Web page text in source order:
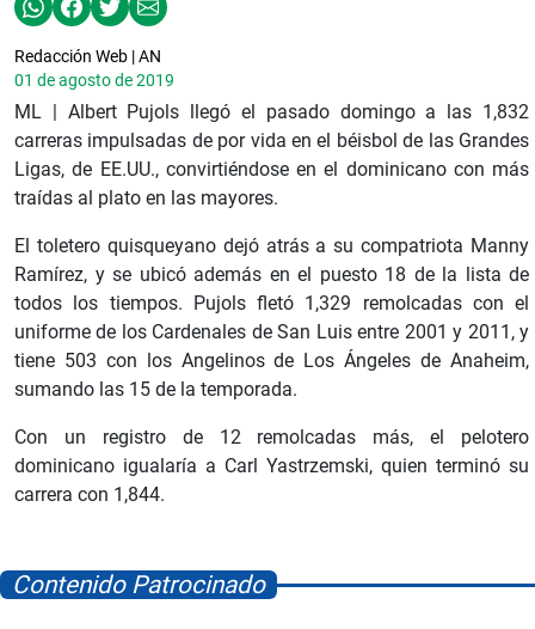
Redacción Web | AN
01 de agosto de 2019
ML | Albert Pujols llegó el pasado domingo a las 1,832
carreras impulsadas de por vida en el béisbol de las Grandes
Ligas, de EE.UU., convirtiéndose en el dominicano con más
traídas al plato en las mayores.
El toletero quisqueyano dejó atrás a su compatriota Manny
Ramírez, y se ubicó además en el puesto 18 de la lista de
todos los tiempos. Pujols fletó 1,329 remolcadas con el
uniforme de los Cardenales de San Luis entre 2001 y 2011, y
tiene 503 con los Angelinos de Los Ángeles de Anaheim,
sumando las 15 de la temporada.
Con un registro de 12 remolcadas más, el pelotero
dominicano igualaría a Carl Yastrzemski, quien terminó su
carrera con 1,844.
Contenido Patrocinado